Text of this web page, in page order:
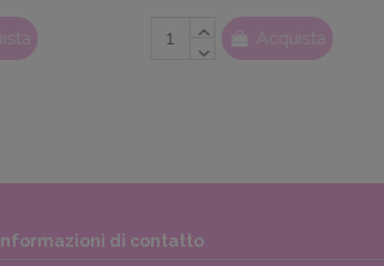
Acquista Acquista
Informazioni di contatto